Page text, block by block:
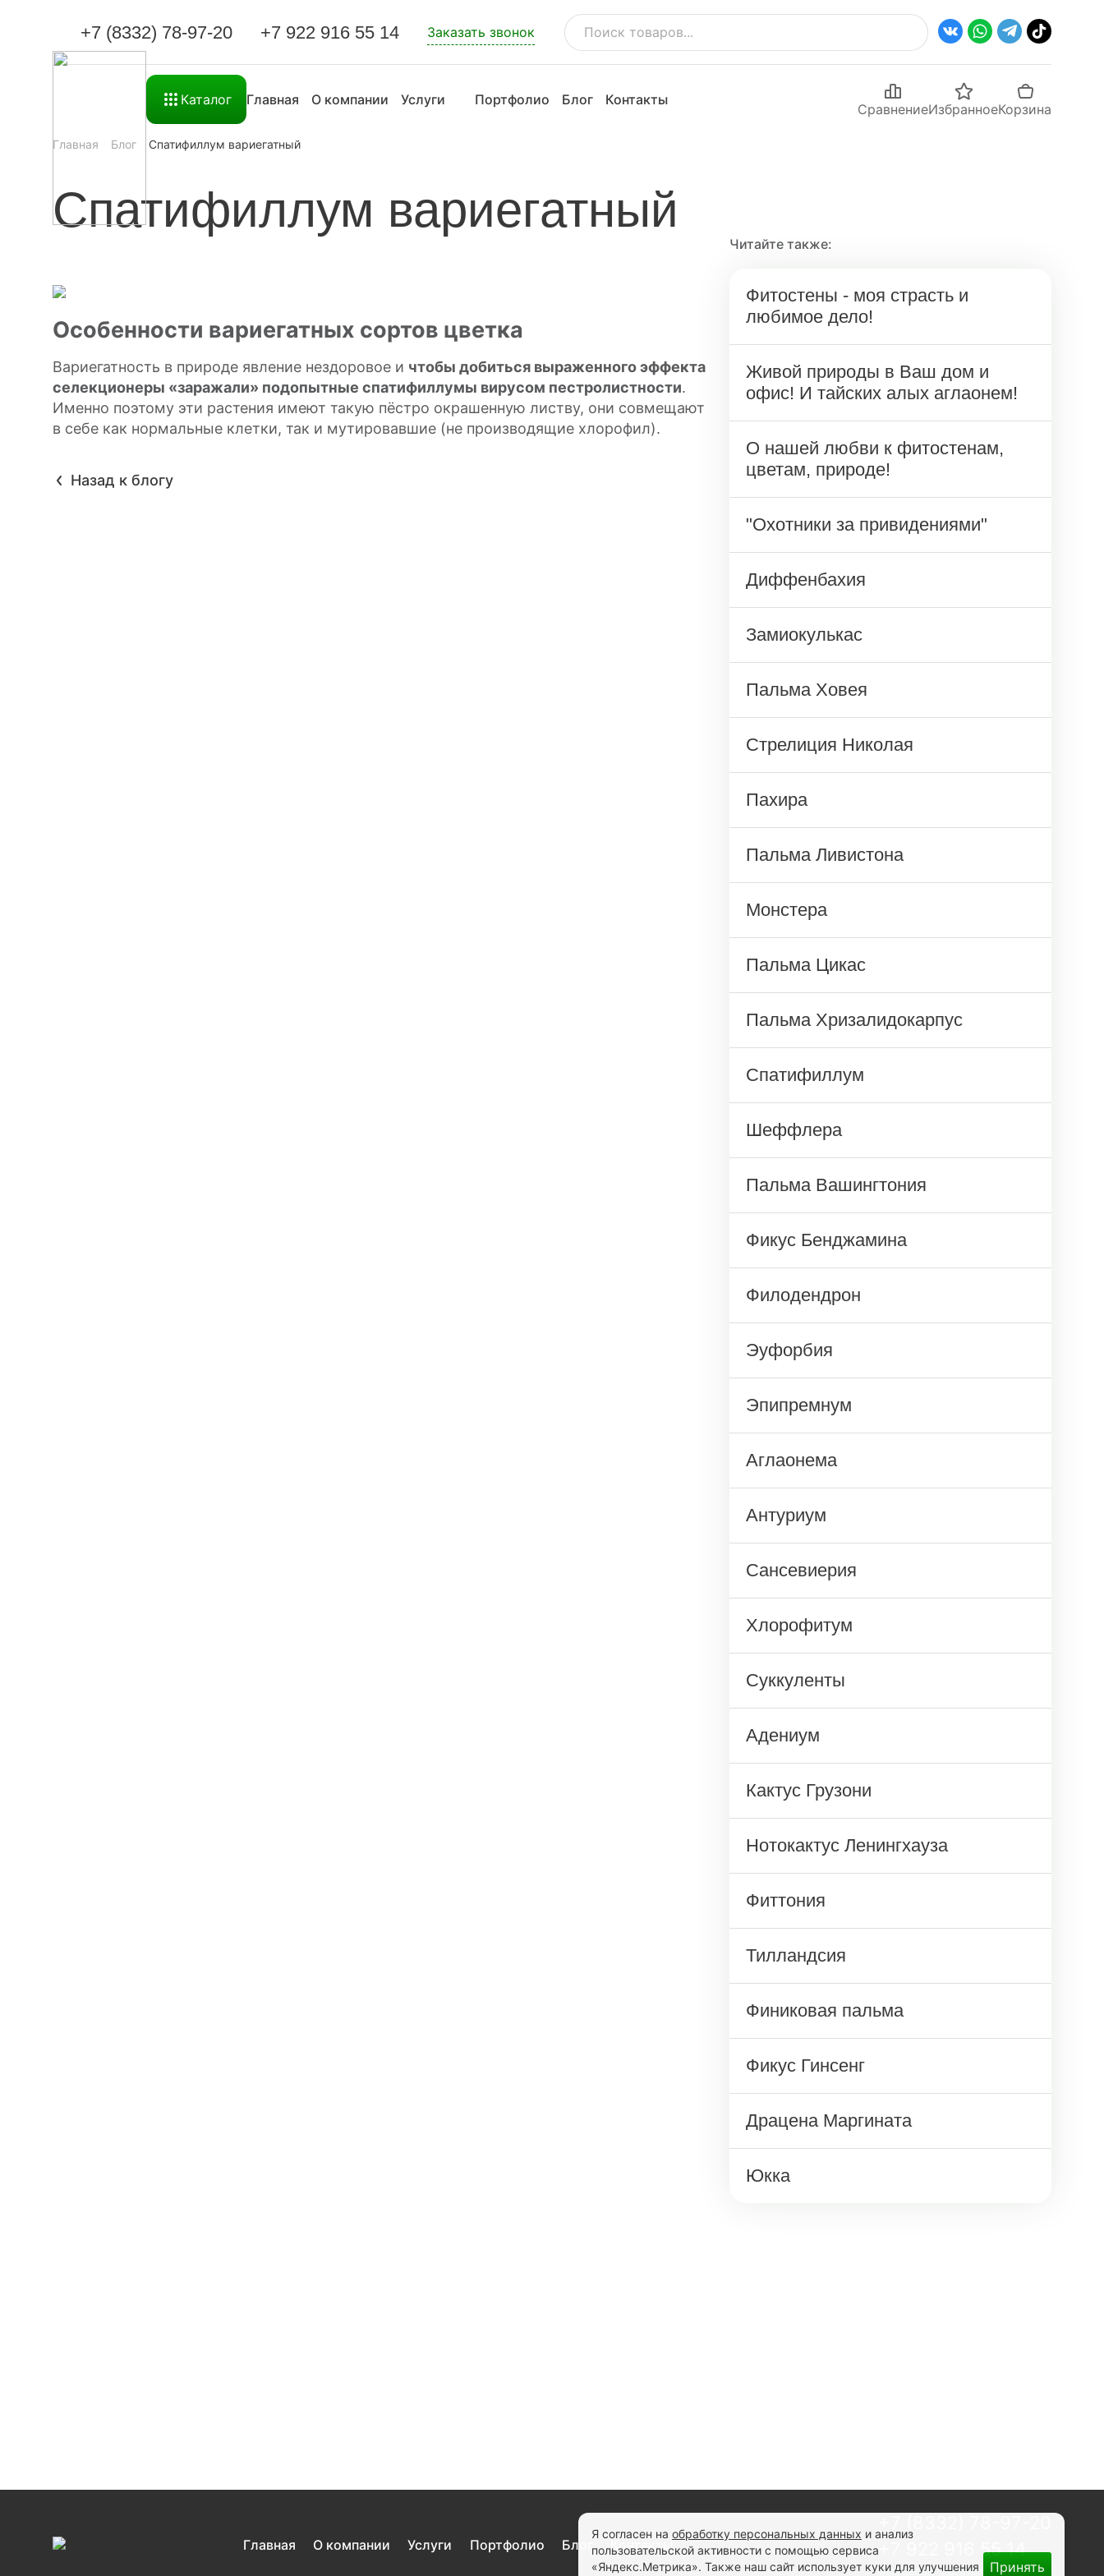
+7 (8332) 78-97-20 +7 922 916 55 14 Заказать звонок
Каталог Главная О компании Услуги Портфолио Блог Контакты
СравнениеИзбранноеКорзина
Главная Блог Спатифиллум вариегатный
Спатифиллум вариегатный
Особенности вариегатных сортов цветка
Вариегатность в природе явление нездоровое и чтобы добиться выраженного эффекта
селекционеры «заражали» подопытные спатифиллумы вирусом пестролистности.
Именно поэтому эти растения имеют такую пёстро окрашенную листву, они совмещают
в себе как нормальные клетки, так и мутировавшие (не производящие хлорофил).
Назад к блогу
Читайте также:
Фитостены - моя страсть и
любимое дело!
Живой природы в Ваш дом и
офис! И тайских алых аглаонем!
О нашей любви к фитостенам,
цветам, природе!
"Охотники за привидениями"
Диффенбахия
Замиокулькас
Пальма Ховея
Стрелиция Николая
Пахира
Пальма Ливистона
Монстера
Пальма Цикас
Пальма Хризалидокарпус
Спатифиллум
Шеффлера
Пальма Вашингтония
Фикус Бенджамина
Филодендрон
Эуфорбия
Эпипремнум
Аглаонема
Антуриум
Сансевиерия
Хлорофитум
Суккуленты
Адениум
Кактус Грузони
Нотокактус Ленингхауза
Фиттония
Тилландсия
Финиковая пальма
Фикус Гинсенг
Драцена Маргината
Юкка
Главная О компании Услуги Портфолио Блог Контакты
+7 922 916 55 14
Заказать звонок
Я согласен на обработку персональных данных и анализ
пользовательской активности с помощью сервиса
«Яндекс.Метрика». Также наш сайт использует куки для улучшения
Принять